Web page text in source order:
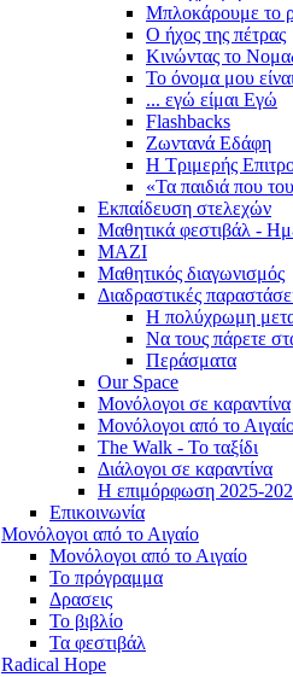
Μπλοκάρουμε το
Ο ήχος της πέτρας
Κινώντας το
Το όνομα μου
... εγώ είμαι Εγώ
Flashbacks
Ζωντανά Εδάφη
Η Τριμερής
«Τα παιδιά που
Εκπαίδευση στελεχών
Μαθητικά φεστιβάλ -
ΜΑΖΙ
Μαθητικός διαγωνισμός
Διαδραστικές
Η πολύχρωμη
Να τους πάρετε
Περάσματα
Our Space
Μονόλογοι σε καραντίνα
Μονόλογοι από το
The Walk - Το ταξίδι
Διάλογοι σε καραντίνα
Η επιμόρφωση 2025-
Επικοινωνία
Μονόλογοι από το Αιγαίο
Μονόλογοι από το Αιγαίο
Το πρόγραμμα
Δρασεις
Το βιβλίο
Τα φεστιβάλ
Radical Hope